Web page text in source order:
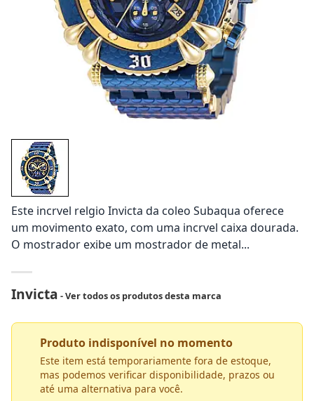
Este incrvel relgio Invicta da coleo Subaqua oferece
um movimento exato, com uma incrvel caixa dourada.
O mostrador exibe um mostrador de metal...
Invicta - Ver todos os produtos desta marca
Produto indisponível no momento
Este item está temporariamente fora de estoque,
mas podemos verificar disponibilidade, prazos ou
até uma alternativa para você.